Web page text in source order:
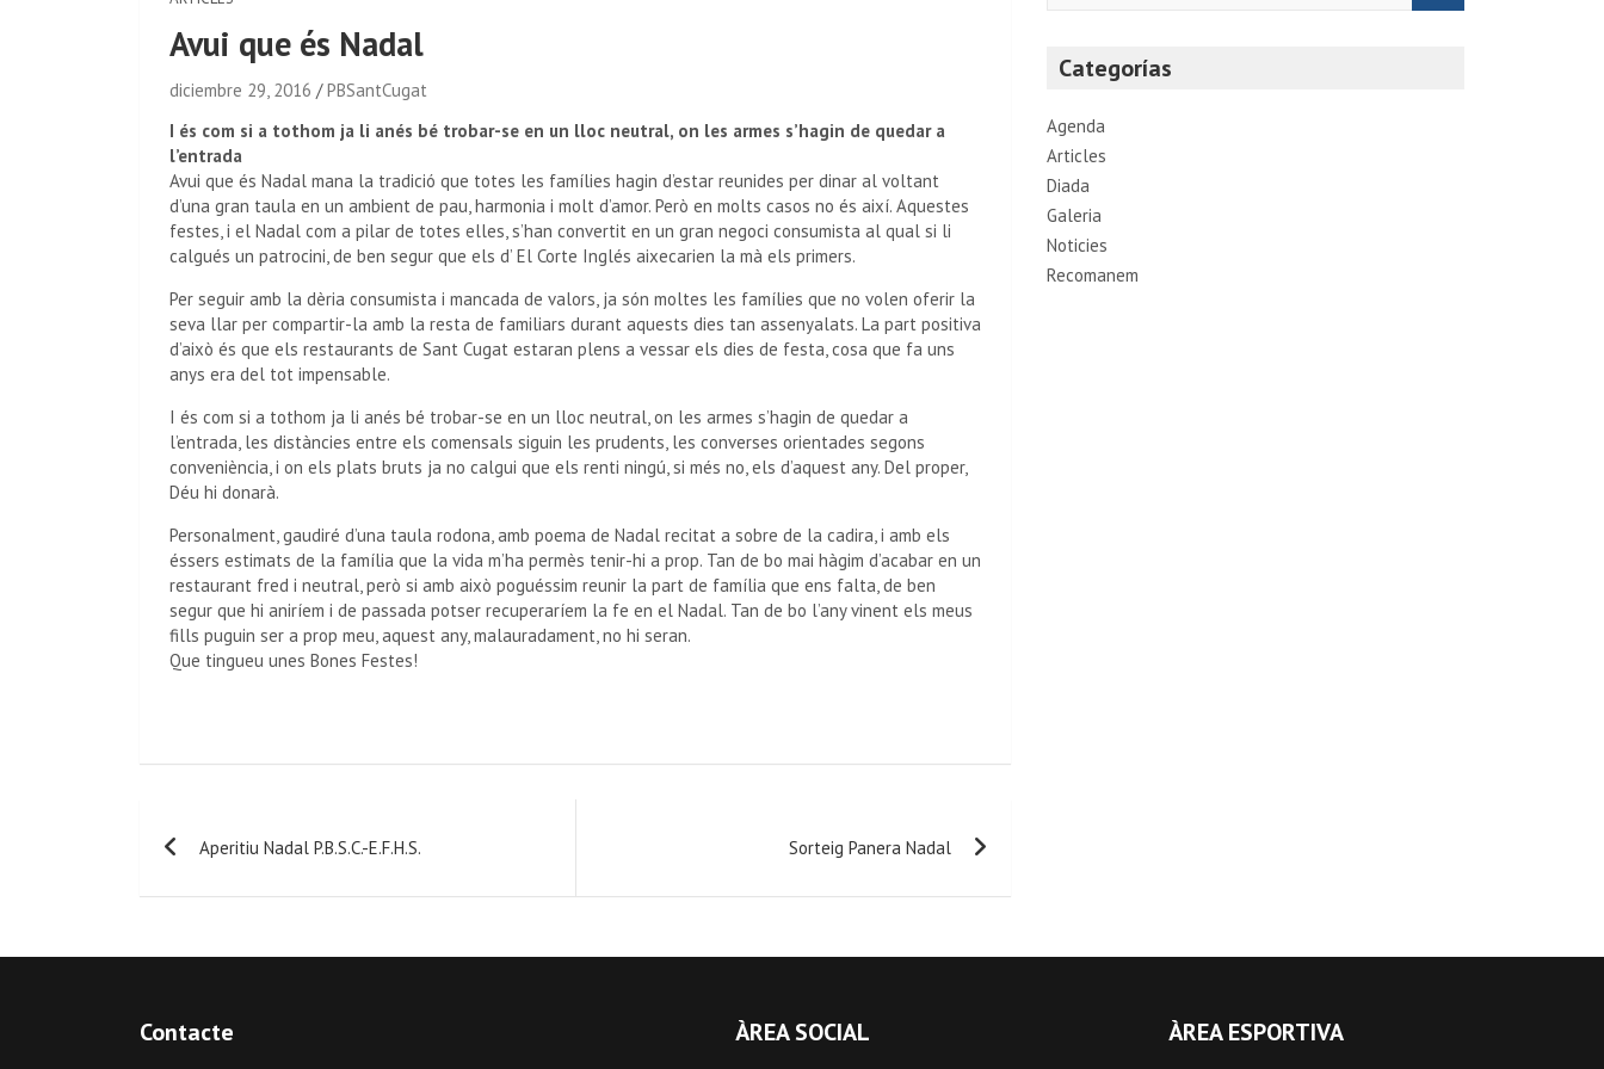
Avui que és Nadal
diciembre 29, 2016
PBSantCugat
I és com si a tothom ja li anés bé trobar-se en un lloc neutral, on les armes s’hagin de quedar a
l’entrada
Avui que és Nadal mana la tradició que totes les famílies hagin d’estar reunides per dinar al voltant
d’una gran taula en un ambient de pau, harmonia i molt d’amor. Però en molts casos no és així. Aquestes
festes, i el Nadal com a pilar de totes elles, s’han convertit en un gran negoci consumista al qual si li
calgués un patrocini, de ben segur que els d’ El Corte Inglés aixecarien la mà els primers.
Per seguir amb la dèria consumista i mancada de valors, ja són moltes les famílies que no volen oferir la
seva llar per compartir-la amb la resta de familiars durant aquests dies tan assenyalats. La part positiva
d’això és que els restaurants de Sant Cugat estaran plens a vessar els dies de festa, cosa que fa uns
anys era del tot impensable.
I és com si a tothom ja li anés bé trobar-se en un lloc neutral, on les armes s’hagin de quedar a
l’entrada, les distàncies entre els comensals siguin les prudents, les converses orientades segons
conveniència, i on els plats bruts ja no calgui que els renti ningú, si més no, els d’aquest any. Del proper,
Déu hi donarà.
Personalment, gaudiré d’una taula rodona, amb poema de Nadal recitat a sobre de la cadira, i amb els
éssers estimats de la família que la vida m’ha permès tenir-hi a prop. Tan de bo mai hàgim d’acabar en un
restaurant fred i neutral, però si amb això poguéssim reunir la part de família que ens falta, de ben
segur que hi aniríem i de passada potser recuperaríem la fe en el Nadal. Tan de bo l’any vinent els meus
fills puguin ser a prop meu, aquest any, malauradament, no hi seran.
Que tingueu unes Bones Festes!
Aperitiu Nadal P.B.S.C.-E.F.H.S. Sorteig Panera Nadal
Categorías
Agenda
Articles
Diada
Galeria
Noticies
Recomanem
Contacte ÀREA SOCIAL ÀREA ESPORTIVA